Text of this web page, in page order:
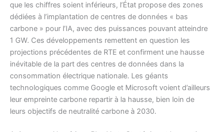
que les chiffres soient inférieurs, l’État propose des zones
dédiées à l’implantation de centres de données « bas
carbone » pour l’IA, avec des puissances pouvant atteindre
1 GW. Ces développements remettent en question les
projections précédentes de RTE et confirment une hausse
inévitable de la part des centres de données dans la
consommation électrique nationale. Les géants
technologiques comme Google et Microsoft voient d’ailleurs
leur empreinte carbone repartir à la hausse, bien loin de
leurs objectifs de neutralité carbone à 2030.